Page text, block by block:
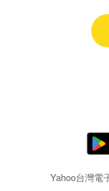
Yahoo台灣電